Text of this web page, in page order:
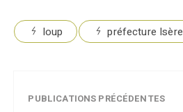
loup préfecture Isère
PUBLICATIONS PRÉCÉDENTES